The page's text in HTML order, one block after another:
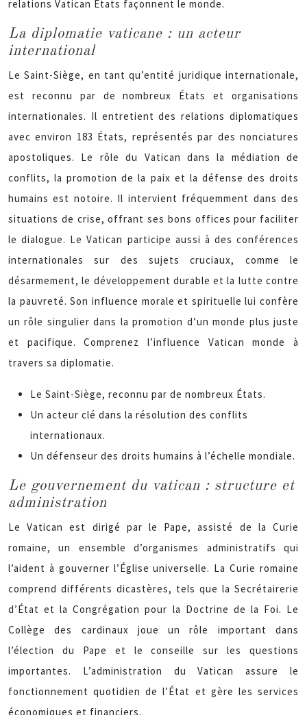
relations Vatican États façonnent le monde.
La diplomatie vaticane : un acteur
international
Le Saint-Siège, en tant qu’entité juridique internationale,
est reconnu par de nombreux États et organisations
internationales. Il entretient des relations diplomatiques
avec environ 183 États, représentés par des nonciatures
apostoliques. Le rôle du Vatican dans la médiation de
conflits, la promotion de la paix et la défense des droits
humains est notoire. Il intervient fréquemment dans des
situations de crise, offrant ses bons offices pour faciliter
le dialogue. Le Vatican participe aussi à des conférences
internationales sur des sujets cruciaux, comme le
désarmement, le développement durable et la lutte contre
la pauvreté. Son influence morale et spirituelle lui confère
un rôle singulier dans la promotion d’un monde plus juste
et pacifique. Comprenez l’influence Vatican monde à
travers sa diplomatie.
Le Saint-Siège, reconnu par de nombreux États.
Un acteur clé dans la résolution des conflits
internationaux.
Un défenseur des droits humains à l’échelle mondiale.
Le gouvernement du vatican : structure et
administration
Le Vatican est dirigé par le Pape, assisté de la Curie
romaine, un ensemble d’organismes administratifs qui
l’aident à gouverner l’Église universelle. La Curie romaine
comprend différents dicastères, tels que la Secrétairerie
d’État et la Congrégation pour la Doctrine de la Foi. Le
Collège des cardinaux joue un rôle important dans
l’élection du Pape et le conseille sur les questions
importantes. L’administration du Vatican assure le
fonctionnement quotidien de l’État et gère les services
économiques et financiers.